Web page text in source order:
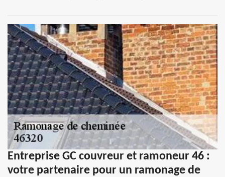
Entreprise GC couvreur et ramoneur 46 :
votre partenaire pour un ramonage de